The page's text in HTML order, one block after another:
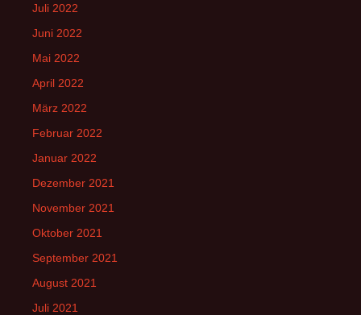
Juli 2022
Juni 2022
Mai 2022
April 2022
März 2022
Februar 2022
Januar 2022
Dezember 2021
November 2021
Oktober 2021
September 2021
August 2021
Juli 2021